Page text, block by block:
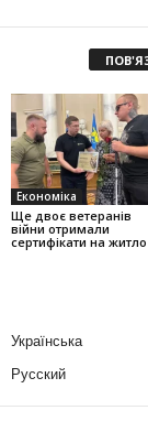
Економіка
Ще двоє ветеранів
війни отримали
сертифікати на житло
Українська
Русский